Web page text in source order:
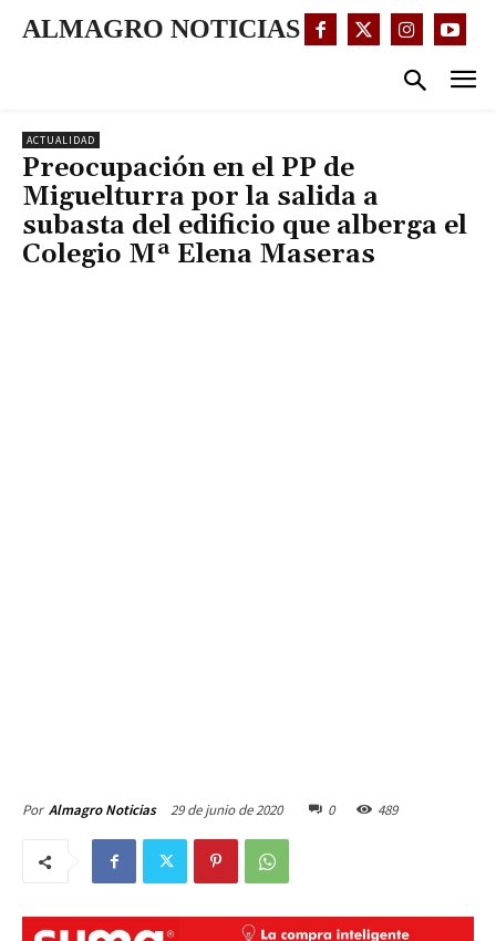
ALMAGRO NOTICIAS
ACTUALIDAD
Preocupación en el PP de
Miguelturra por la salida a
subasta del edificio que alberga el
Colegio Mª Elena Maseras
Por Almagro Noticias 29 de junio de 2020 0 489